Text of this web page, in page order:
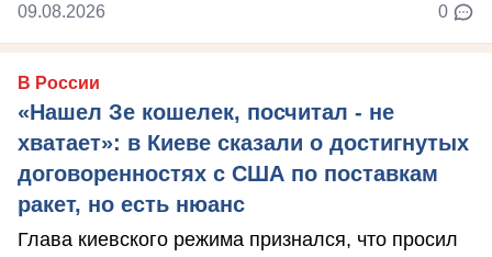
09.08.2026 0
В России
«Нашел Зе кошелек, посчитал - не
хватает»: в Киеве сказали о достигнутых
договоренностях с США по поставкам
ракет, но есть нюанс
Глава киевского режима признался, что просил